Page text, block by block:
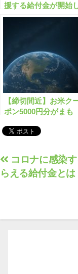
援する給付金が開始
ています！1人10万円
【締切間近】お米ク
ポン5000円分がまも
投
稿
ゲ
コロナに感染
らえる給付金とは